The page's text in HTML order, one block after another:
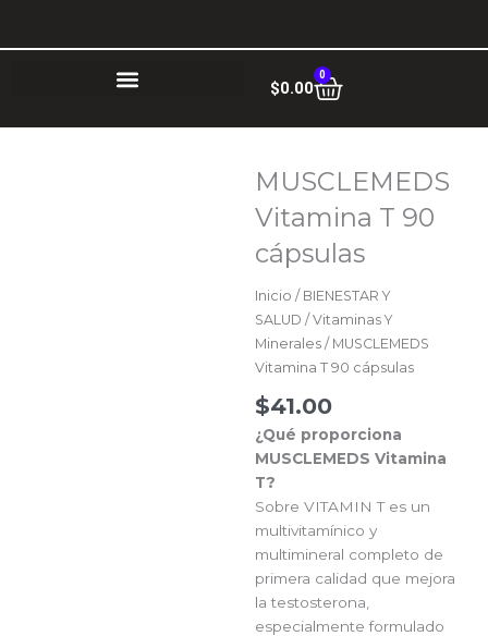
$0.00
0
Cart
MUSCLEMEDS
Vitamina T 90
cápsulas
Inicio / BIENESTAR Y
SALUD / Vitaminas Y
Minerales / MUSCLEMEDS
Vitamina T 90 cápsulas
$41.00
¿Qué proporciona
MUSCLEMEDS Vitamina
T?
Sobre VITAMIN T es un
multivitamínico y
multimineral completo de
primera calidad que mejora
la testosterona,
especialmente formulado